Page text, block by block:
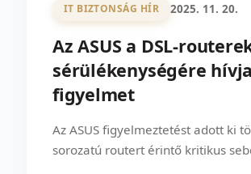
IT BIZTONSÁG HÍR 2025. 11. 20.
Az ASUS a DSL-
sérülékenységére
figyelmet
Az ASUS figyelmeztetést adott ki
sorozatú routert érintő kritikus